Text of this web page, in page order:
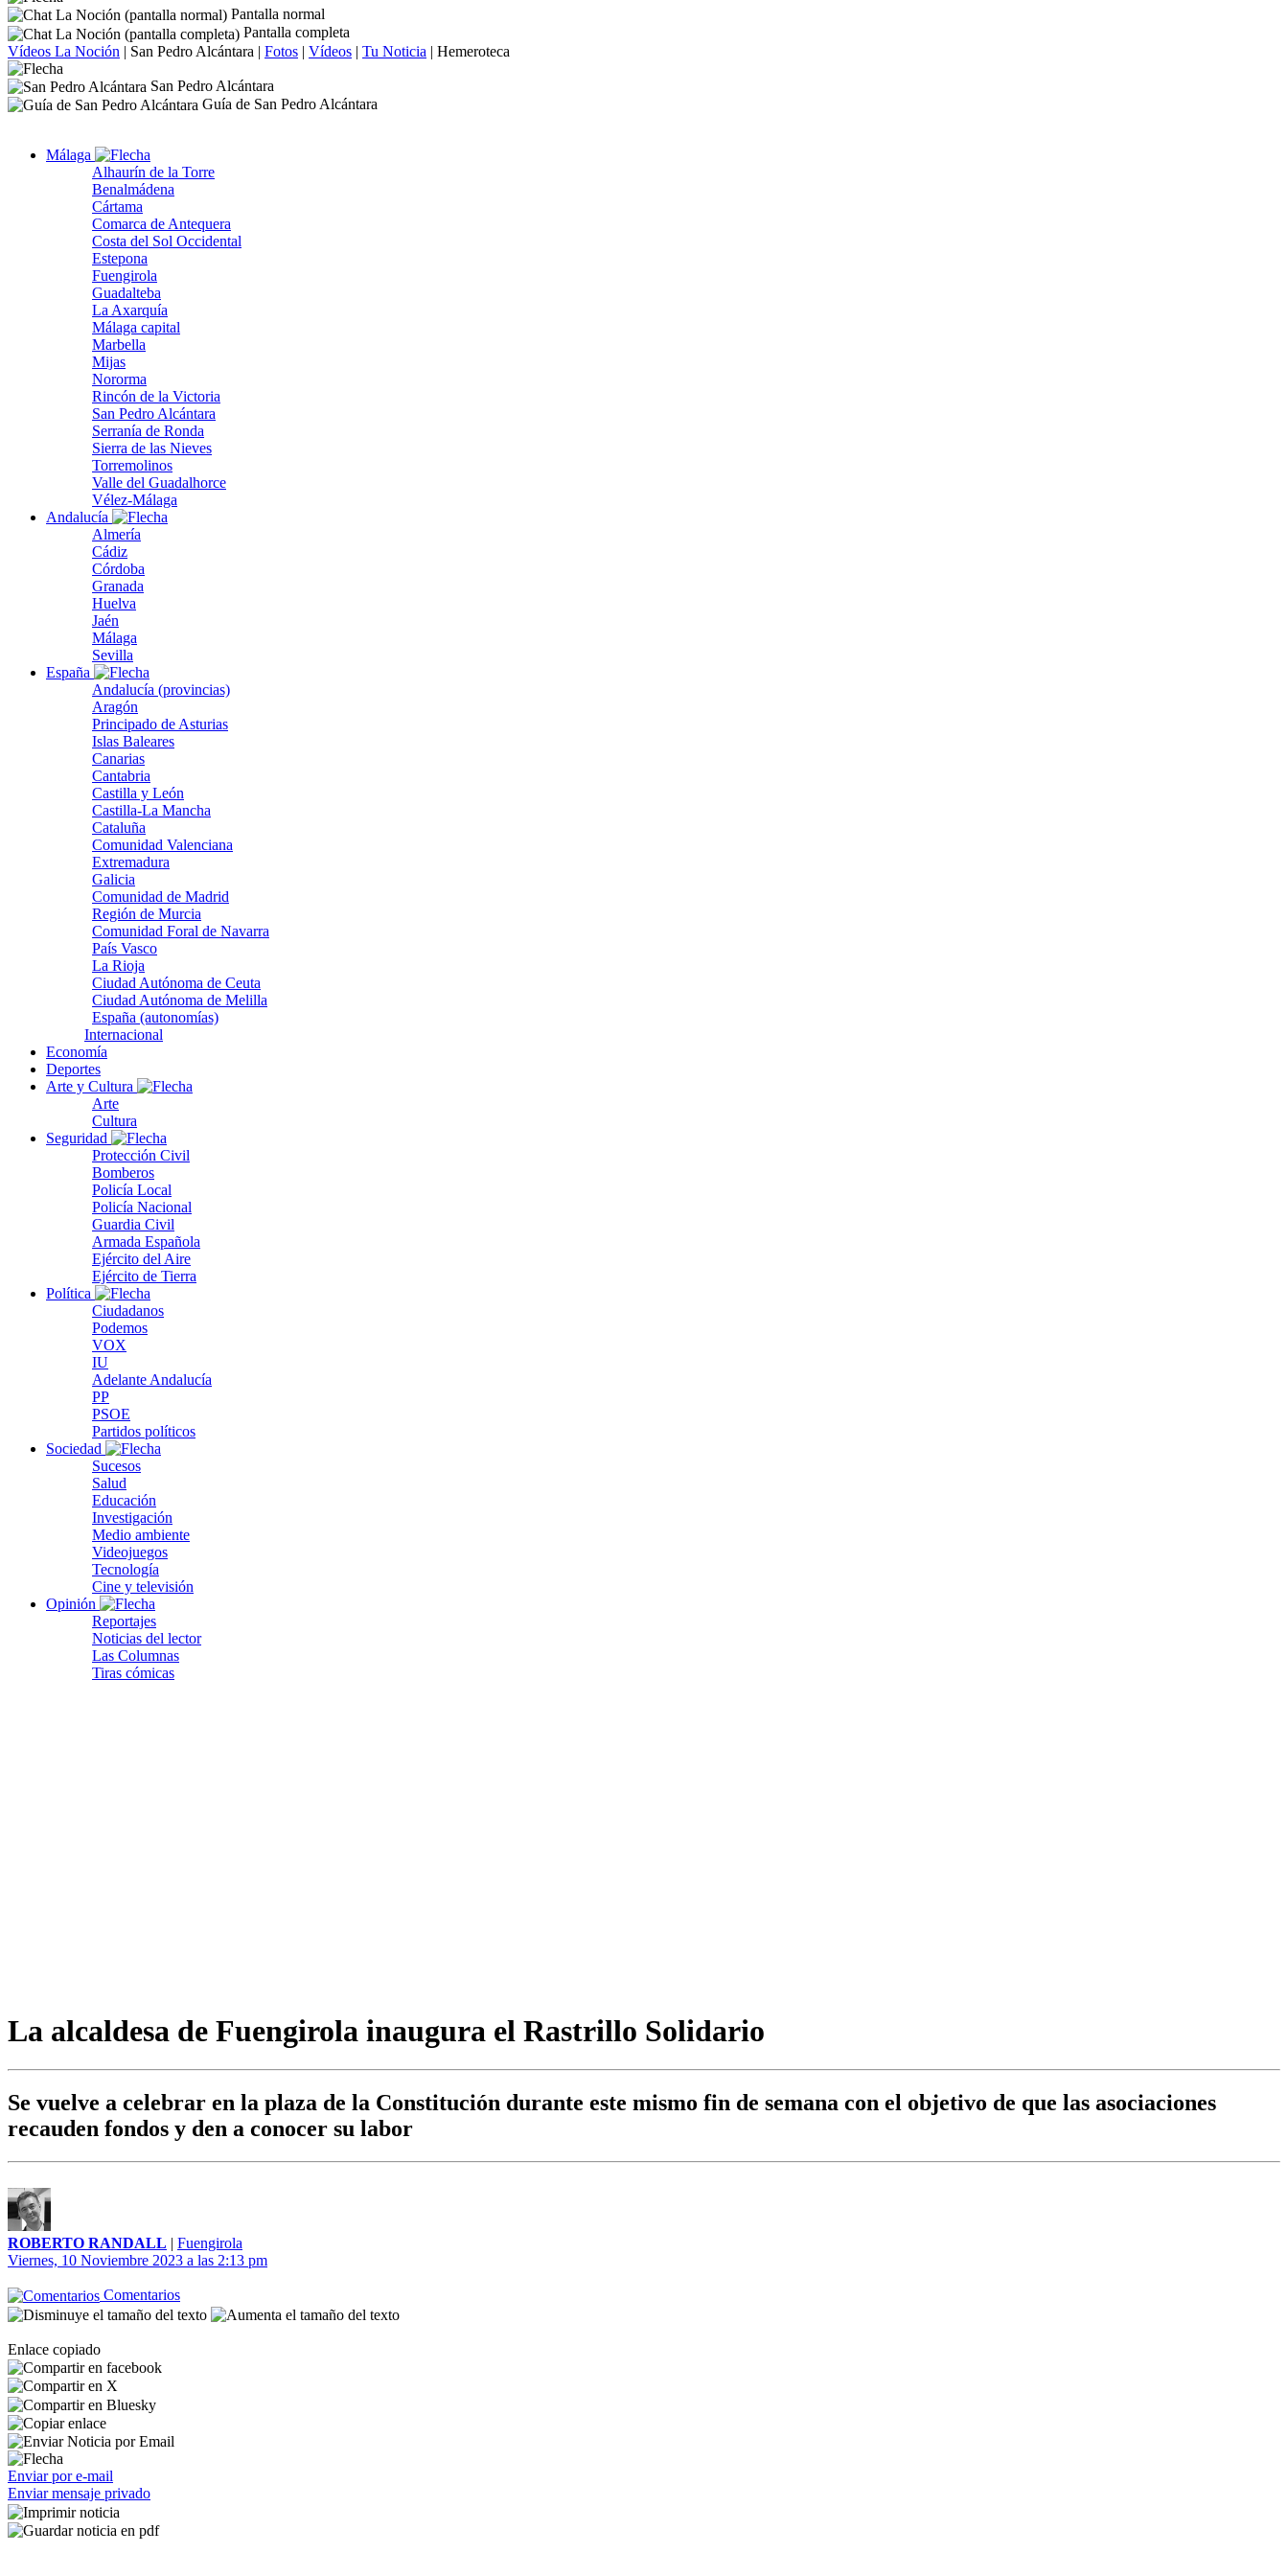
Pantalla normal
Pantalla completa
Vídeos La Noción | San Pedro Alcántara | Fotos | Vídeos | Tu Noticia | Hemeroteca
San Pedro Alcántara
Guía de San Pedro Alcántara
Málaga
Alhaurín de la Torre
Benalmádena
Cártama
Comarca de Antequera
Costa del Sol Occidental
Estepona
Fuengirola
Guadalteba
La Axarquía
Málaga capital
Marbella
Mijas
Nororma
Rincón de la Victoria
San Pedro Alcántara
Serranía de Ronda
Sierra de las Nieves
Torremolinos
Valle del Guadalhorce
Vélez-Málaga
Andalucía
Almería
Cádiz
Córdoba
Granada
Huelva
Jaén
Málaga
Sevilla
España
Andalucía (provincias)
Aragón
Principado de Asturias
Islas Baleares
Canarias
Cantabria
Castilla y León
Castilla-La Mancha
Cataluña
Comunidad Valenciana
Extremadura
Galicia
Comunidad de Madrid
Región de Murcia
Comunidad Foral de Navarra
País Vasco
La Rioja
Ciudad Autónoma de Ceuta
Ciudad Autónoma de Melilla
España (autonomías)
Internacional
Economía
Deportes
Arte y Cultura
Arte
Cultura
Seguridad
Protección Civil
Bomberos
Policía Local
Policía Nacional
Guardia Civil
Armada Española
Ejército del Aire
Ejército de Tierra
Política
Ciudadanos
Podemos
VOX
IU
Adelante Andalucía
PP
PSOE
Partidos políticos
Sociedad
Sucesos
Salud
Educación
Investigación
Medio ambiente
Videojuegos
Tecnología
Cine y televisión
Opinión
Reportajes
Noticias del lector
Las Columnas
Tiras cómicas
La alcaldesa de Fuengirola inaugura el Rastrillo Solidario
Se vuelve a celebrar en la plaza de la Constitución durante este mismo fin de semana con el objetivo de que las asociaciones
recauden fondos y den a conocer su labor
ROBERTO RANDALL | Fuengirola
Viernes, 10 Noviembre 2023 a las 2:13 pm
Comentarios
Enlace copiado
Enviar por e-mail
Enviar mensaje privado